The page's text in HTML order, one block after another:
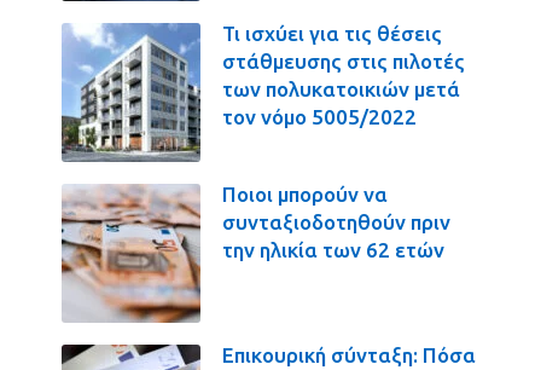
Τι ισχύει για τις θέσεις
στάθμευσης στις πιλοτές
των πολυκατοικιών μετά
τον νόμο 5005/2022
Ποιοι μπορούν να
συνταξιοδοτηθούν πριν
την ηλικία των 62 ετών
Επικουρική σύνταξη: Πόσα